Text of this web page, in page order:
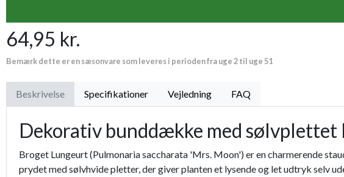
64,95 kr.
Bemærk dette er en sæsonvare som leveres i perioden fra uge 2 til uge 51
Beskrivelse Specifikationer Vejledning FAQ
Dekorativ bunddække med sølvplettet
Broget Lungeurt (Pulmonaria saccharata 'Mrs. Moon') er en charmerende
prydet med sølvhvide pletter, der giver planten et lysende og let udtryk selv